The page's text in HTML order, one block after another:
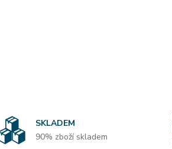
SKLADEM
90% zboží skladem